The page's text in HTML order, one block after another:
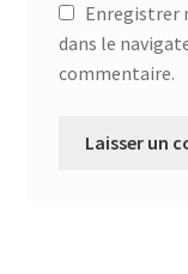
Enregistrer
dans le
commentaire.